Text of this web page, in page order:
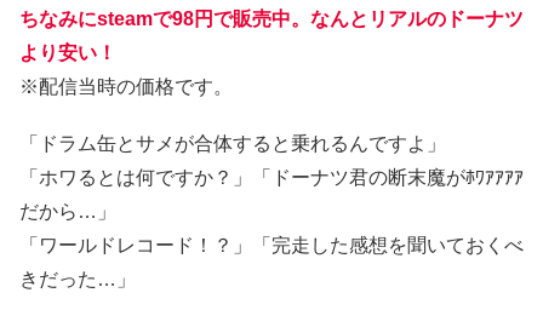
ちなみにsteamで98円で販売中。なんとリアルのドーナツ
より安い！
※配信当時の価格です。
「ドラム缶とサメが合体すると乗れるんですよ」
「ホワるとは何ですか？」「ドーナツ君の断末魔がﾎﾜｱｱｱｱ
だから…」
「ワールドレコード！？」「完走した感想を聞いておくべ
きだった…」